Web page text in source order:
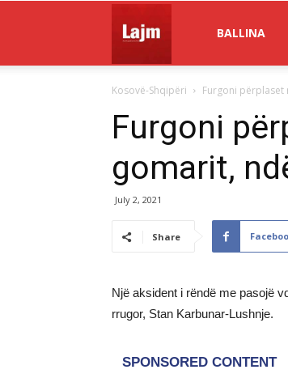
Lajm
BALLINA
Kosovë-Shqipëri Furgoni përplaset
Furgoni
gomarit,
July 2, 2021
Share
Një aksident i rëndë me pasojë
rrugor, Stan Karbunar-Lushnje.